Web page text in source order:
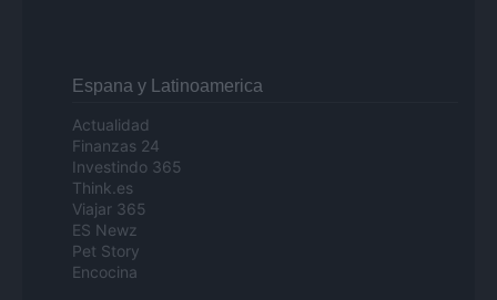
Espana y Latinoamerica
Actualidad
Finanzas 24
Investindo 365
Think.es
Viajar 365
ES Newz
Pet Story
Encocina